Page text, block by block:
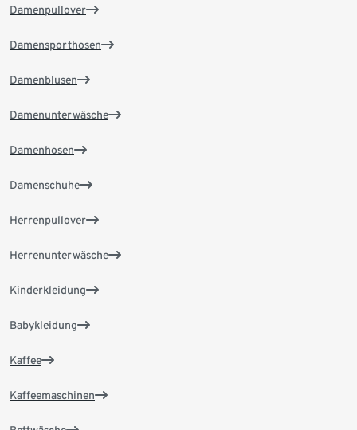
Damenpullover
Damensporthosen
Damenblusen
Damenunterwäsche
Damenhosen
Damenschuhe
Herrenpullover
Herrenunterwäsche
Kinderkleidung
Babykleidung
Kaffee
Kaffeemaschinen